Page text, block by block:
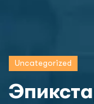
Uncategorized